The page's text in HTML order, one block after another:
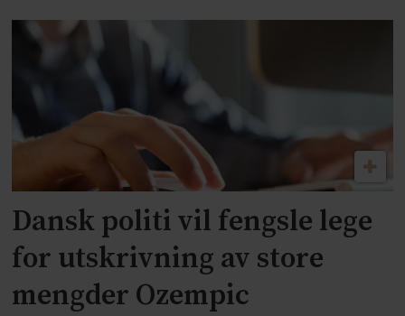
Dansk politi vil fengsle lege
for utskrivning av store
mengder Ozempic